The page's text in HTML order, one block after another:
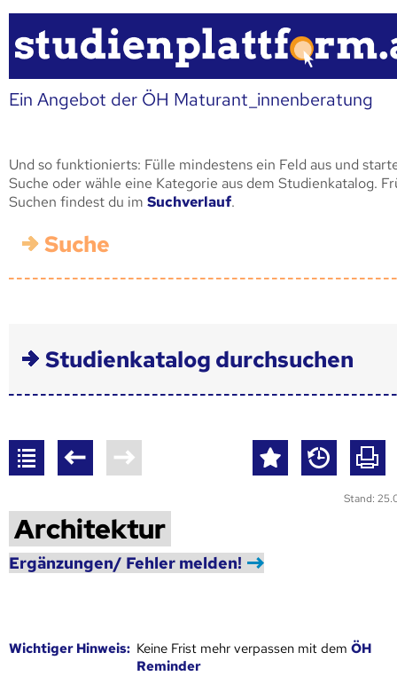
Ein Angebot der ÖH Maturant_innenberatung
Und so funktionierts: Fülle mindestens ein Feld aus und
Suche oder wähle eine Kategorie aus dem Studienkatalog.
Suchen findest du im Suchverlauf.
Suche
Studienkatalog durchsuchen
Stand:
Architektur
Ergänzungen/ Fehler melden!
Wich­ti­ger Hin­weis: Keine Frist mehr verpassen mit demÖH
Reminder